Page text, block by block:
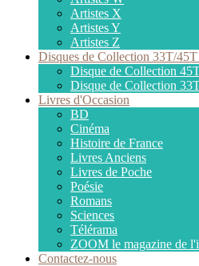
Artistes X
Artistes Y
Artistes Z
Disques de Collection 33T/
Disque de Collection
Disque de Collection
Livres d'Occasion
BD
Cinéma
Histoire de France
Livres Anciens
Livres de Poche
Poésie
Romans
Sciences
Télérama
ZOOM le magazine de
Contactez-nous